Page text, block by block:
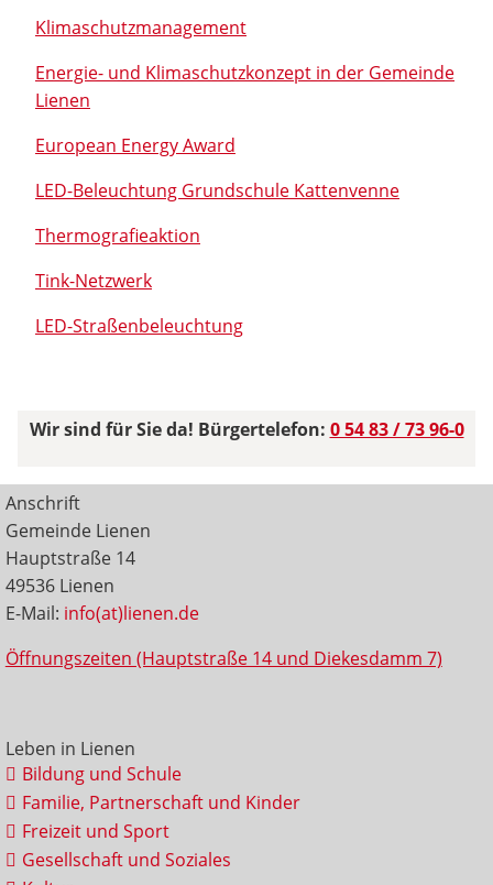
Klimaschutzmanagement
Energie- und Klimaschutzkonzept in der Gemeinde
Lienen
European Energy Award
LED-Beleuchtung Grundschule Kattenvenne
Thermografieaktion
Tink-Netzwerk
LED-Straßenbeleuchtung
Wir sind für Sie da! Bürgertelefon: 0 54 83 / 73 96-0
Anschrift
Gemeinde Lienen
Hauptstraße 14
49536 Lienen
E-Mail: info(at)lienen.de
Öffnungszeiten (Hauptstraße 14 und Diekesdamm 7)
Leben in Lienen
Bildung und Schule
Familie, Partnerschaft und Kinder
Freizeit und Sport
Gesellschaft und Soziales